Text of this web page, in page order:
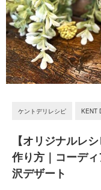
ケントデリレシピ KENT
【オリジナルレ
作り方｜コーデ
沢デザート